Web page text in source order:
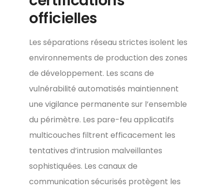
officielles
Les séparations réseau strictes isolent les
environnements de production des zones
de développement. Les scans de
vulnérabilité automatisés maintiennent
une vigilance permanente sur l’ensemble
du périmètre. Les pare-feu applicatifs
multicouches filtrent efficacement les
tentatives d’intrusion malveillantes
sophistiquées. Les canaux de
communication sécurisés protègent les